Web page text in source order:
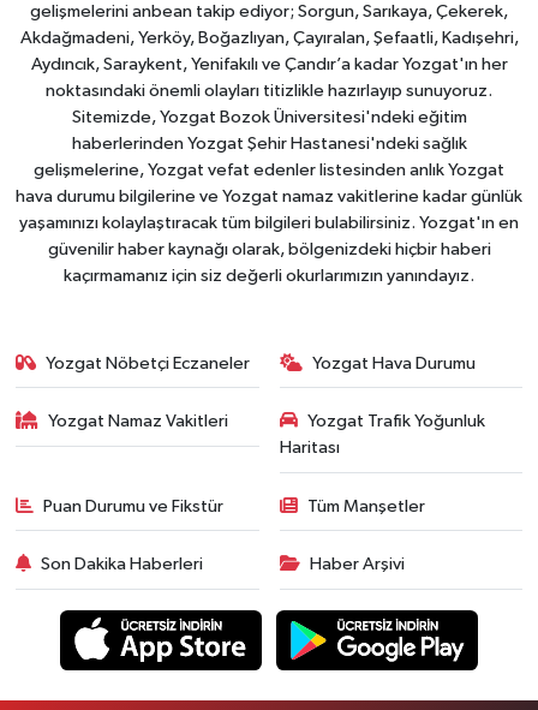
gelişmelerini anbean takip ediyor; Sorgun, Sarıkaya, Çekerek,
Akdağmadeni, Yerköy, Boğazlıyan, Çayıralan, Şefaatli, Kadışehri,
Aydıncık, Saraykent, Yenifakılı ve Çandır’a kadar Yozgat'ın her
noktasındaki önemli olayları titizlikle hazırlayıp sunuyoruz.
Sitemizde, Yozgat Bozok Üniversitesi'ndeki eğitim
haberlerinden Yozgat Şehir Hastanesi'ndeki sağlık
gelişmelerine, Yozgat vefat edenler listesinden anlık Yozgat
hava durumu bilgilerine ve Yozgat namaz vakitlerine kadar günlük
yaşamınızı kolaylaştıracak tüm bilgileri bulabilirsiniz. Yozgat'ın en
güvenilir haber kaynağı olarak, bölgenizdeki hiçbir haberi
kaçırmamanız için siz değerli okurlarımızın yanındayız.
Yozgat Nöbetçi Eczaneler Yozgat Hava Durumu
Yozgat Namaz Vakitleri
Yozgat Trafik Yoğunluk
Haritası
Puan Durumu ve Fikstür Tüm Manşetler
Son Dakika Haberleri Haber Arşivi